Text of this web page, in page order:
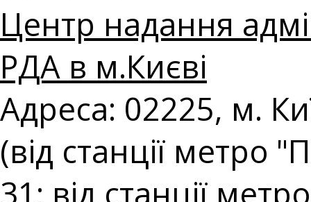
Центр надання
РДА в м.Києві
Адреса: 02225, м.
(від станції метро
31; від станції